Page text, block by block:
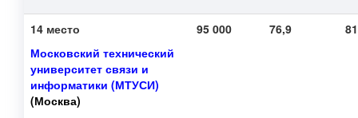
14 место
Московский технический
университет связи и
информатики (МТУСИ)
(Москва)
95 000 76,9